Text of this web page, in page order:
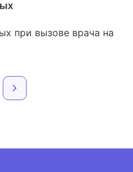
при вызове врача на